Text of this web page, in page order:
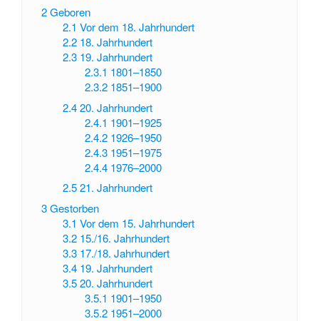
2Geboren
2.1 Vor dem 18. Jahrhundert
2.2 18. Jahrhundert
2.3 19. Jahrhundert
2.3.1 1801–1850
2.3.2 1851–1900
2.4 20. Jahrhundert
2.4.1 1901–1925
2.4.2 1926–1950
2.4.3 1951–1975
2.4.4 1976–2000
2.5 21. Jahrhundert
3Gestorben
3.1 Vor dem 15. Jahrhundert
3.2 15./16. Jahrhundert
3.3 17./18. Jahrhundert
3.4 19. Jahrhundert
3.5 20. Jahrhundert
3.5.1 1901–1950
3.5.2 1951–2000